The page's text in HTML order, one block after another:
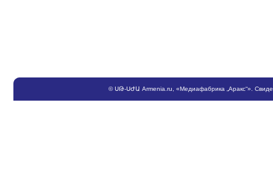
©ՍԹ-ՍԺԱ Armenia.ru , «Медиафабрика „Аракс“».